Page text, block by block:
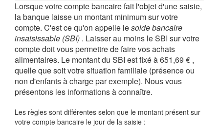
Lorsque votre compte bancaire fait l'objet d'une saisie,
la banque laisse un montant minimum sur votre
compte. C'est ce qu'on appelle lesolde bancaire
insaisissable (SBI) . Laisser au moins le SBI sur votre
compte doit vous permettre de faire vos achats
alimentaires. Le montant du SBI est fixé à651,69 € ,
quelle que soit votre situation familiale (présence ou
non d'enfants à charge par exemple). Nous vous
présentons les informations à connaître.
Les règles sont différentes selon que le montant présent sur
votre compte bancaire le jour de la saisie :